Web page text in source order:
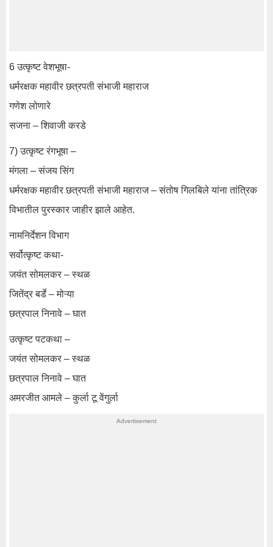
6 उत्कृष्ट वेशभूषा-
धर्मरक्षक महावीर छत्रपती संभाजी महाराज
गणेश लोणारे
सजना – शिवाजी करडे
7) उत्कृष्ट रंगभूषा –
मंगला – संजय सिंग
धर्मरक्षक महावीर छत्रपती संभाजी महाराज – संतोष गिलबिले यांना तांत्रिक
विभातील पुरस्कार जाहीर झाले आहेत.
नामनिर्देशन विभाग
सर्वोत्कृष्ट कथा-
जयंत सोमलकर – स्थळ
जितेंद्र बर्डे – मोऱ्या
छत्रपाल निनावे – घात
उत्कृष्ट पटकथा –
जयंत सोमलकर – स्थळ
छत्रपाल निनावे – घात
अमरजीत आमले – कुर्ला टू वेंगुर्ला